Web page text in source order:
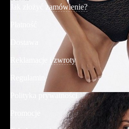
Jak złożyć zamówienie?
Reklamacje i zwroty